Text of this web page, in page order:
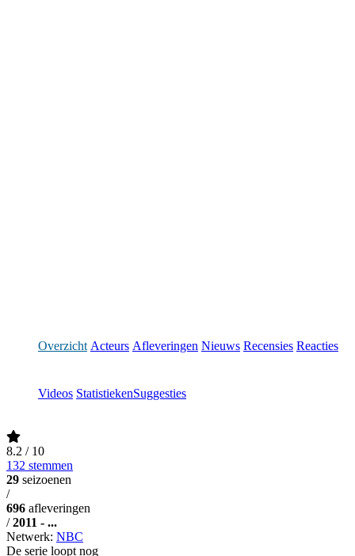
Overzicht Acteurs Afleveringen Nieuws Recensies Reacties
Videos StatistiekenSuggesties
8.2 / 10
132 stemmen
29 seizoenen
/
696 afleveringen
/ 2011 - ...
Netwerk: NBC
De serie loopt nog